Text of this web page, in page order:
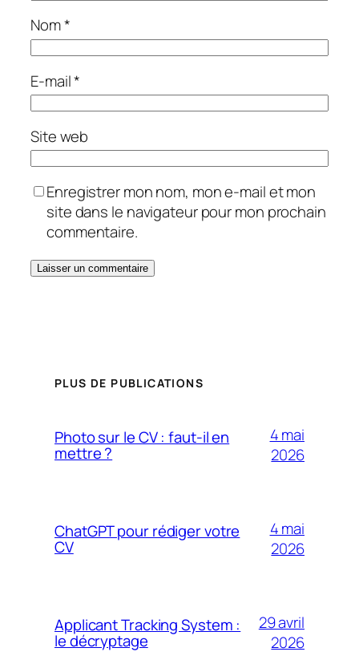
Nom*
E-mail*
Site web
Enregistrer mon nom, mon e-mail et mon
site dans le navigateur pour mon prochain
commentaire.
PLUS DE PUBLICATIONS
Photo sur le CV : faut-il en
mettre ?
4 mai
2026
ChatGPT pour rédiger votre
CV
4 mai
2026
Applicant Tracking System :
le décryptage
29 avril
2026